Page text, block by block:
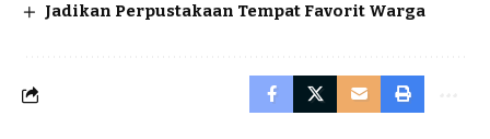
Jadikan Perpustakaan Tempat Favorit Warga